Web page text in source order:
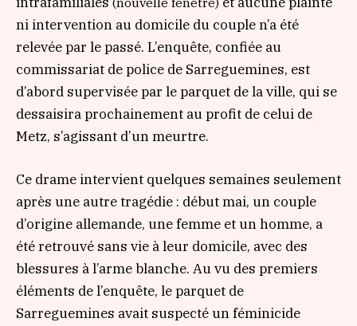
ni intervention au domicile du couple n’a été
relevée par le passé. L’enquête, confiée au
commissariat de police de Sarreguemines, est
d’abord supervisée par le parquet de la ville, qui se
dessaisira prochainement au profit de celui de
Metz, s’agissant d’un meurtre.
Ce drame intervient quelques semaines seulement
après une autre tragédie : début mai, un couple
d’origine allemande, une femme et un homme, a
été retrouvé sans vie à leur domicile, avec des
blessures à l’arme blanche. Au vu des premiers
éléments de l’enquête, le parquet de
Sarreguemines avait suspecté un féminicide